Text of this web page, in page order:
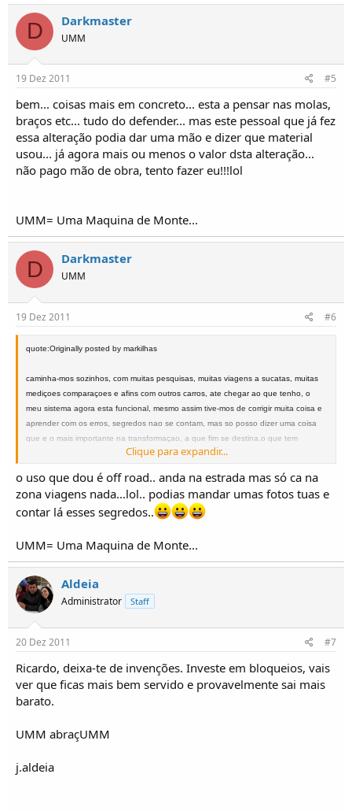
D Darkmaster
UMM
19 Dez 2011 #5
bem... coisas mais em concreto... esta a pensar nas molas,
braços etc... tudo do defender... mas este pessoal que já fez
essa alteração podia dar uma mão e dizer que material
usou... já agora mais ou menos o valor dsta alteração...
não pago mão de obra, tento fazer eu!!!lol
UMM= Uma Maquina de Monte...
D Darkmaster
UMM
19 Dez 2011 #6
quote:Originally posted by markilhas
caminha-mos sozinhos, com muitas pesquisas, muitas viagens a sucatas, muitas
mediçoes comparaçoes e afins com outros carros, ate chegar ao que tenho, o
meu sistema agora esta funcional, mesmo assim tive-mos de corrigir muita coisa e
aprender com os erros, segredos nao se contam, mas so posso dizer uma coisa
que e o mais importante na transformaçao, a que fim se destina.o que tem
coilovers aa frente, no meu ver tem alguns erros que podem fazer os sticks
testar partir e afim e consegue corrigir as alteraçoes, mas como disse
anteriormente, primeiro, para que se destina e quer material a utilizar no carro..o
resto e procurar,aqui no forumm existe varios topicos com essa transformaçao, ate
UMM PornStar 80
Clique para expandir...
o uso que dou é off road.. anda na estrada mas só ca na
zona viagens nada...lol.. podias mandar umas fotos tuas e
contar lá esses segredos..
UMM= Uma Maquina de Monte...
Aldeia
Administrator Staff
20 Dez 2011 #7
Ricardo, deixa-te de invenções. Investe em bloqueios, vais
ver que ficas mais bem servido e provavelmente sai mais
barato.
UMM abraçUMM
j.aldeia